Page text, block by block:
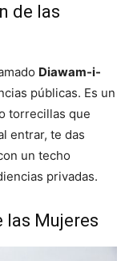
de las
Diawam-i-
públicas. Es un
torrecillas que
entrar, te das
un techo
privadas.
las Mujeres